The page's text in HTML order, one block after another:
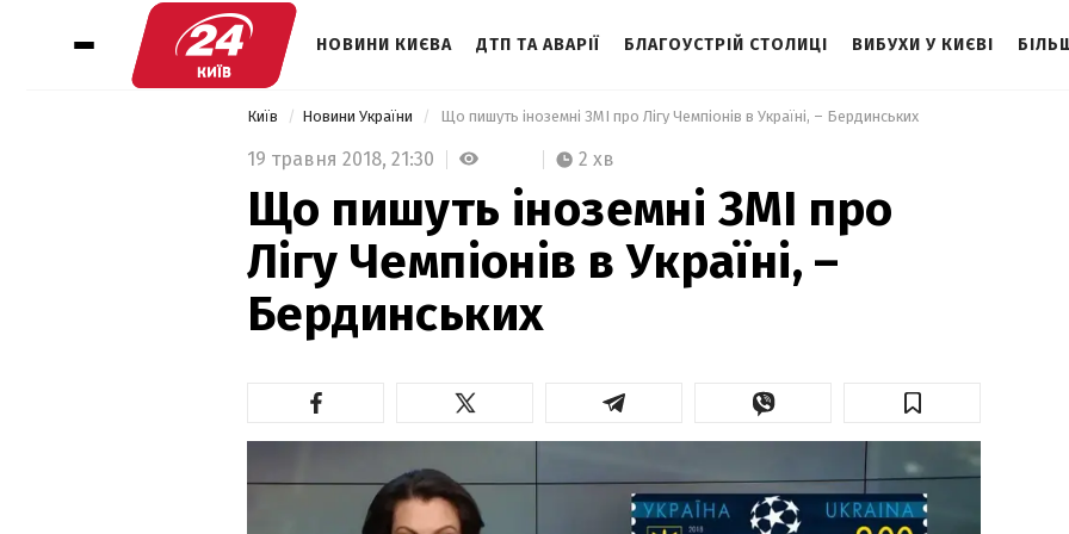
НОВИНИ КИЄВА ДТП ТА АВАРІЇ БЛАГОУСТРІЙ СТОЛИЦІ ВИБУХИ У КИЄВІ
Київ Новини України Що пишуть іноземні ЗМІ про Лігу Чемпіонів в Україні, – Бердинських
19 травня 2018, 21:30 2 хв
Що пишуть іноземні ЗМІ про
Лігу Чемпіонів в Україні, –
Бердинських